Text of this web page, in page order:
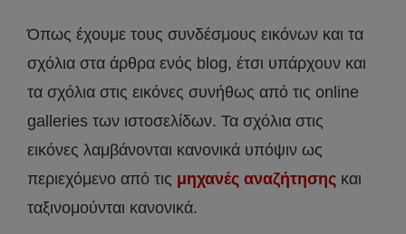
Όπως έχουμε τους συνδέσμους εικόνων και τα
σχόλια στα άρθρα ενός blog, έτσι υπάρχουν και
τα σχόλια στις εικόνες συνήθως από τις online
galleries των ιστοσελίδων. Τα σχόλια στις
εικόνες λαμβάνονται κανονικά υπόψιν ως
περιεχόμενο από τις μηχανές αναζήτησης και
ταξινομούνται κανονικά.